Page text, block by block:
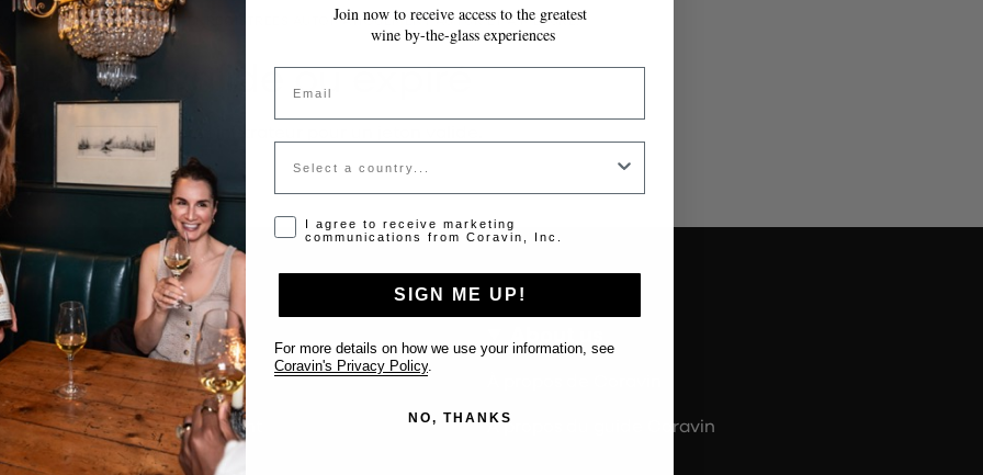
VOS MODIFICATIONS SONT ENREGISTRÉES AUTOMATIQUEMENT AU FUR ET À MESURE.
Jeton invalide ou expiré
Veuillez contacter l'administrateur pour un jeton valide.
Support
Nous contacter
Inscrire votre établissement
FAQ
À propos du guide Coravin
Join now to receive access to the greatest
wine by-the-glass experiences
Email
Country
Opt-in disclaimer
I agree to receive marketing
communications from Coravin, Inc.
SIGN ME UP!
For more details on how we use your information, see
Coravin's Privacy Policy
NO, THANKS